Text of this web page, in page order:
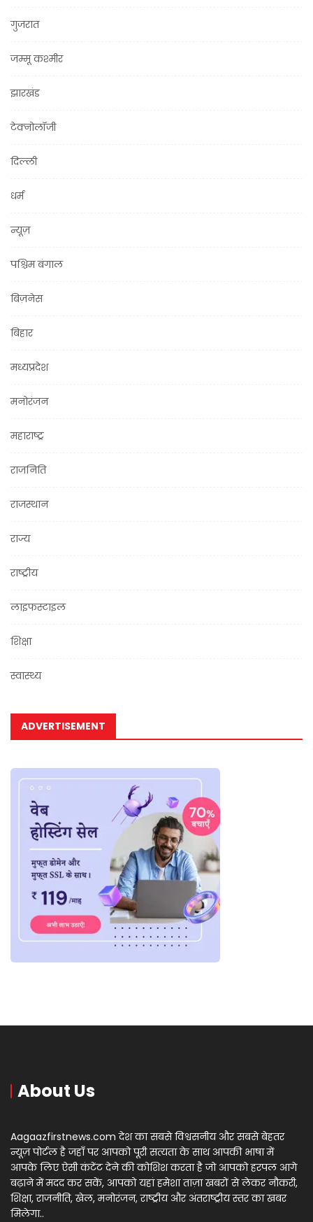
गुजरात
जम्मू कश्मीर
झारखंड
टेक्नोलॉजी
दिल्ली
धर्म
न्यूज़
पश्चिम बंगाल
बिज़नेस
बिहार
मध्यप्रदेश
मनोरंजन
महाराष्ट्र
राजनिति
राजस्थान
राज्य
राष्ट्रीय
लाइफस्टाइल
शिक्षा
स्वास्थ्य
ADVERTISEMENT
About Us
Aagaazfirstnews.com देश का सबसे विश्वसनीय और सबसे बेहतर
न्यूज़ पोर्टल है जहाँ पर आपको पूरी सत्यता के साथ आपकी भाषा में
आपके लिए ऐसी कंटेंट देने की कोशिश करता है जो आपको हरपल आगे
बढ़ाने में मदद कर सकें, आपको यहां हमेशा ताज़ा खबरों से लेकर नौकरी,
शिक्षा, राजनीति, खेल, मनोरंजन, राष्ट्रीय और अंतराष्ट्रीय स्तर का खबर
मिलेगा..